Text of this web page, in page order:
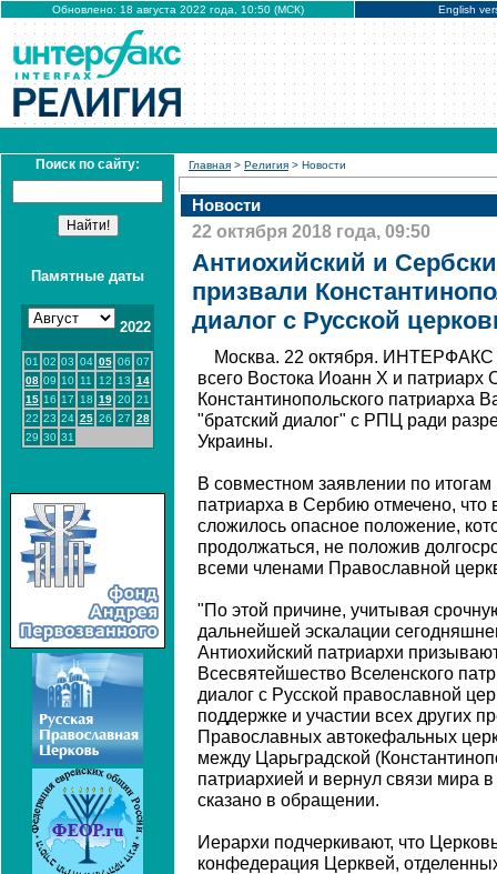
Обновлено: 18 августа 2022 года, 10:50 (МСК) English
Поиск по сайту:
Памятные даты
2022
01 02 03 04 05 06 07
08 09 10 11 12 13 14
15 16 17 18 19 20 21
22 23 24 25 26 27 28
29 30 31
Главная > Религия > Новости
Новости
22 октября 2018 года, 09:50
Антиохийский и
призвали
диалог с Русской
Москва. 22 октября. ИНТЕРФАКС
всего Востока Иоанн X и патриарх
Константинопольского патриарха
"братский диалог" с РПЦ ради
Украины.
В совместном заявлении по итогам
патриарха в Сербию отмечено,
сложилось опасное положение,
продолжаться, не положив
всеми членами Православной
"По этой причине, учитывая
дальнейшей эскалации
Антиохийский патриархи
Всесвятейшество Вселенского
диалог с Русской православной
поддержке и участии всех других
Православных автокефальных
между Царьградской
патриархией и вернул связи мира
сказано в обращении.
Иерархи подчеркивают, что
конфедерация Церквей,